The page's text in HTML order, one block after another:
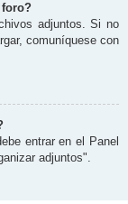
adjuntos. Si no
comuníquese con
entrar en el Panel
adjuntos".